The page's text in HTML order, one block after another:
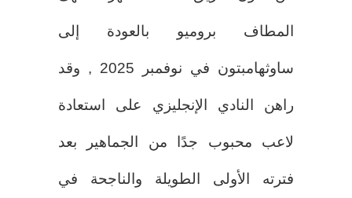
المطاف بروميو بالعودة إلى
ساوثهامبتون في نوفمبر 2025 , وقد
راهن النادي الإنجليزي على استعادة
لاعب محبوب جدًا من الجماهير بعد
فترته الأولى الطويلة والناجحة في